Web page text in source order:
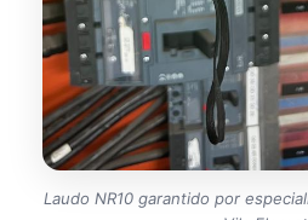
Laudo NR10 garantido por